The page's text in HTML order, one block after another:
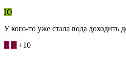
Ю
У кого-то уже стала вода доходить
R R +10